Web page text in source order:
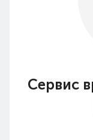
Сервис